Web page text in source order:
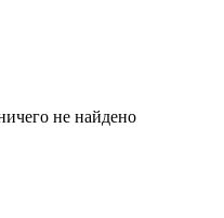
не найдено